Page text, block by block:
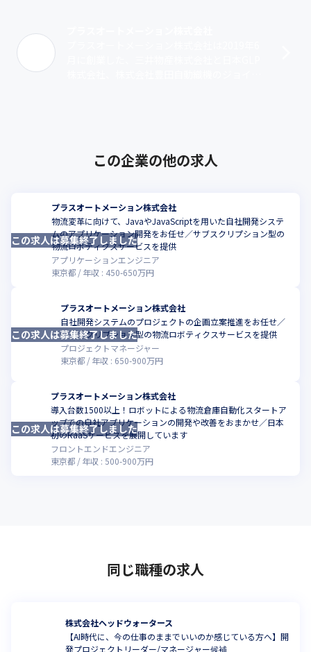
この企業の他の求人
プラスオートメーション株式会社
物流変革に向けて、JavaやJavaScriptを用いた自社開発システ
ムのアプリケーション開発をお任せ／サブスクリプション型の
物流ロボティクスサービスを提供
アプリケーションエンジニア
東京都
年収 : 450-650万円
この求人は募集終了しました
プラスオートメーション株式会社
自社開発システムのプロジェクトの企画立案推進をお任せ／
サブスクリプション型の物流ロボティクスサービスを提供
プロジェクトマネージャー
東京都
年収 : 650-900万円
この求人は募集終了しました
プラスオートメーション株式会社
導入台数1500以上！ロボットによる物流倉庫自動化スタートア
ップでの自社アプリケーションの開発や改善をおまかせ／日本
初のRaaSサービスを展開しています
フロントエンドエンジニア
東京都
年収 :500-900万円
この求人は募集終了しました
同じ職種の求人
株式会社ヘッドウォータース
【AI時代に、今の仕事のままでいいのか感じている方へ】開
発プロジェクトリーダー/マネージャー候補